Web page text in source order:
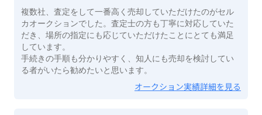
複数社、査定をして一番高く売却していただけたのがセル
カオークションでした。査定士の方も丁寧に対応していた
だき、場所の指定にも応じていただけたことにとても満足
しています。
手続きの手順も分かりやすく、知人にも売却を検討してい
る者がいたら勧めたいと思います。
オークション実績詳細を見る